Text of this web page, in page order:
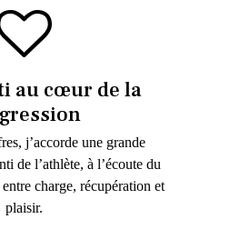
au cœur de la
j’accorde une grande
de l’athlète, à l’écoute du
charge, récupération et
plaisir.